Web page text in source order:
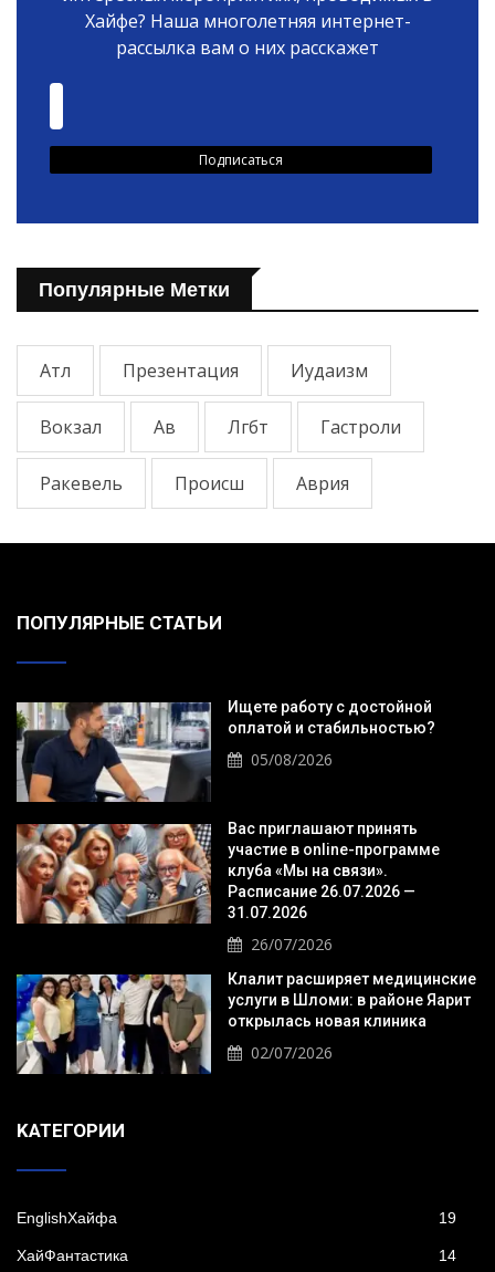
Хайфе? Наша многолетняя интернет-
рассылка вам о них расскажет
Популярные Метки
Атл Презентация Иудаизм
Вокзал Ав Лгбт Гастроли
Ракевель Происш Аврия
ПОПУЛЯРНЫЕ СТАТЬИ
Ищете работу с достойной
оплатой и стабильностью?
05/08/2026
Вас приглашают принять
участие в online-программе
клуба «Мы на связи».
Расписание 26.07.2026 —
31.07.2026
26/07/2026
Клалит расширяет медицинские
услуги в Шломи: в районе Яарит
открылась новая клиника
02/07/2026
KАТЕГОРИИ
EnglishХайфа 19
XайФантастика 14